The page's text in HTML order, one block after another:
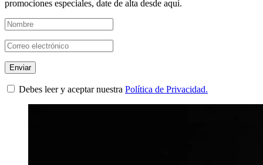
promociones especiales, date de alta desde aquí.
Debes leer y aceptar nuestra Política de Privacidad.